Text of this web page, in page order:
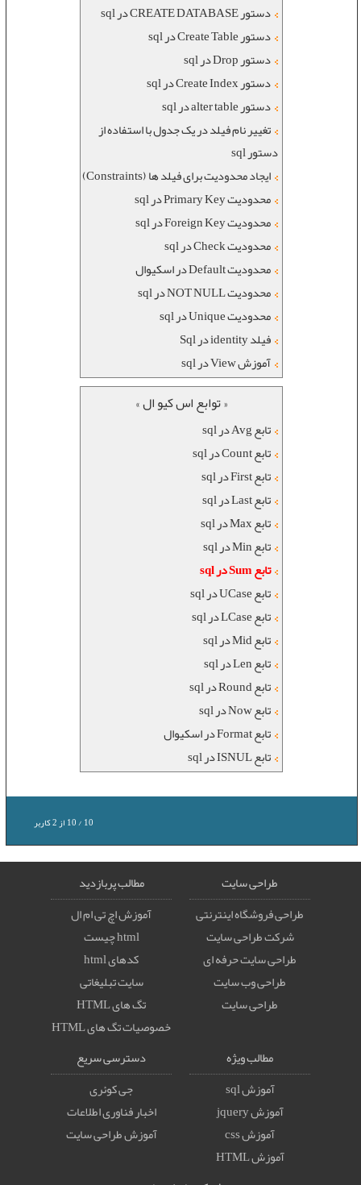
دستور CREATE DATABASE در sql
دستور Create Table در sql
دستور Drop در sql
دستور Create Index در sql
دستور alter table در sql
تغییر نام فیلد در یک جدول با استفاده از
دستور sql
ایجاد محدودیت برای فیلد ها (Constraints)
محدودیت Primary Key در sql
محدودیت Foreign Key در sql
محدودیت Check در sql
محدودیت Default در اسکیوال
محدودیت NOT NULL در sql
محدودیت Unique در sql
فیلد identity در Sql
آموزش View در sql
« توابع اس کیو ال »
تابع Avg در sql
تابع Count در sql
تابع First در sql
تابع Last در sql
تابع Max در sql
تابع Min در sql
تابع Sum در sql
تابع UCase در sql
تابع LCase در sql
تابع Mid در sql
تابع Len در sql
تابع Round در sql
تابع Now در sql
تابع Format در اسکیوال
تابع ISNUL در sql
10/10 از2کاربر
طراحی سایت
طراحی فروشگاه اینترنتی
شرکت طراحی سایت
طراحی سایت حرفه ای
طراحی وب سایت
طراحی سایت
مطالب پربازدید
آموزش اچ تی ام ال
html چیست
کدهای html
سایت تبلیغاتی
تگ های HTML
خصوصيات تگ های HTML
مطالب ویژه
آموزش sql
آموزش jquery
آموزش css
آموزش HTML
دسترسی سریع
جی کوئری
اخبار فناوری اطلاعات
آموزش طراحی سایت